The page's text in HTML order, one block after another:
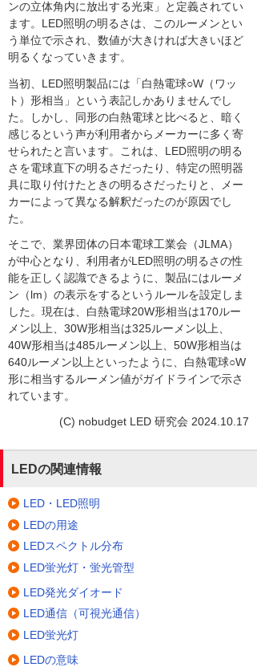
ンの立体角内に放出する光束」と定義されてい
ます。LED照明の明るさは、このルーメンとい
う単位で示され、数値が大きければ大きいほど
明るくなっていきます。
当初、LED照明製品には「白熱電球○W（ワッ
ト）形相当」という表記しかありませんでし
た。しかし、同形の白熱電球と比べると、暗く
感じるという声が利用者からメーカーに多く寄
せられたと言います。これは、LED照明の明る
さを電球直下の明るさだったり、特定の照明器
具に取り付けたときの明るさだったりと、メー
カーによって異なる解釈だったのが原因でし
た。
そこで、業界団体の日本電球工業会（JLMA）
が中心となり、利用者がLED照明の明るさの性
能を正しく認識できるように、製品にはルーメ
ン（lm）の表示をするというルールを設定しま
した。現在は、白熱電球20W形相当は170ルー
メン以上、30W形相当は325ルーメン以上、
40W形相当は485ルーメン以上、50W形相当は
640ルーメン以上といったように、白熱電球○W
形に相当するルーメン値がガイドラインで示さ
れています。
(C) nobudget LED 研究会 2024.10.17
LEDの関連情報
LED・LED照明
LEDの用途
LEDスペクトル分布
LED蛍光灯・蛍光管型
LED発光ダイオード
LED通信（可視光通信）
LED蛍光灯
LEDの意味